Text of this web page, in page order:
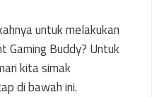
untuk melakukan
Gaming Buddy? Untuk
kita simak
di bawah ini.